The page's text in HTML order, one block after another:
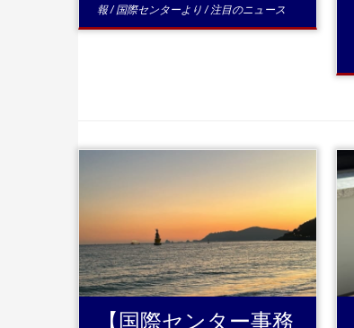
報/国際センターより/注目のニュース
...続きを読む
【国際センター事務